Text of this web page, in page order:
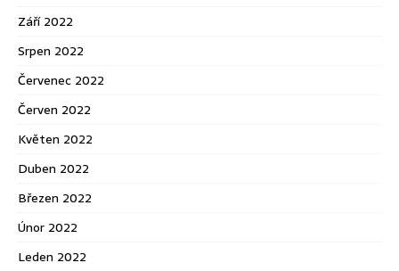
Září 2022
Srpen 2022
Červenec 2022
Červen 2022
Květen 2022
Duben 2022
Březen 2022
Únor 2022
Leden 2022